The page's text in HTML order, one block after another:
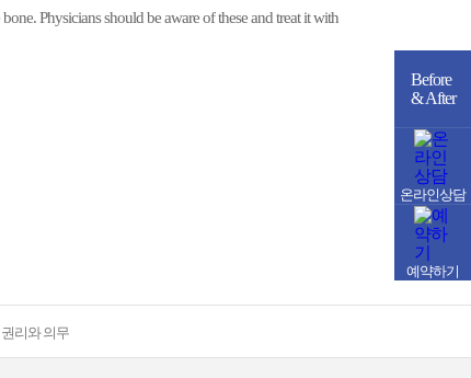
Physicians should be aware of these and treat it with
리와 의무
Before
& After
온라인상담
예약하기